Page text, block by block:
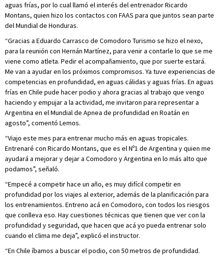
aguas frías, por lo cual llamó el interés del entrenador Ricardo
Montans, quien hizo los contactos con FAAS para que juntos sean parte
del Mundial de Honduras.
“Gracias a Eduardo Carrasco de Comodoro Turismo se hizo el nexo,
para la reunión con Hernán Martínez, para venir a contarle lo que se me
viene como atleta. Pedir el acompañamiento, que por suerte estará.
Me van a ayudar en los próximos compromisos. Ya tuve experiencias de
competencias en profundidad, en aguas cálidas y aguas frías. En aguas
frías en Chile pude hacer podio y ahora gracias al trabajo que vengo
haciendo y empujar a la actividad, me invitaron para representar a
Argentina en el Mundial de Apnea de profundidad en Roatán en
agosto”, comentó Lemos.
“Viajo este mes para entrenar mucho más en aguas tropicales.
Entrenaré con Ricardo Montans, que es el Nº1 de Argentina y quien me
ayudará a mejorar y dejar a Comodoro y Argentina en lo más alto que
podamos”, señaló.
“Empecé a competir hace un año, es muy difícil competir en
profundidad por los viajes al exterior, además de la planificación para
los entrenamientos. Entreno acá en Comodoro, con todos los riesgos
que conlleva eso. Hay cuestiones técnicas que tienen que ver con la
profundidad y seguridad, que hacen que acá yo pueda entrenar solo
cuando el clima me deja”, explicó el instructor.
“En Chile íbamos a buscar el podio, con 50 metros de profundidad.